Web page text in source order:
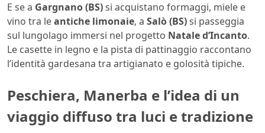
E se a Gargnano (BS)si acquistano formaggi, miele e
vino tra leantiche limonaie, a Salò (BS)si passeggia
sul lungolago immersi nel progetto Natale d’Incanto.
Le casette in legno e la pista di pattinaggio raccontano
l’identità gardesana tra artigianato e golosità tipiche.
Peschiera, Manerba e l’idea di un
viaggio diffuso tra luci e tradizione